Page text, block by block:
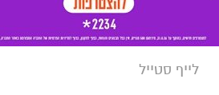
לייף סטייל